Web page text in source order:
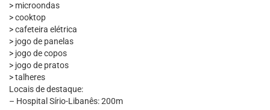
> microondas
> cooktop
> cafeteira elétrica
> jogo de panelas
> jogo de copos
> jogo de pratos
> talheres
Locais de destaque:
– Hospital Sírio-Libanês: 200m